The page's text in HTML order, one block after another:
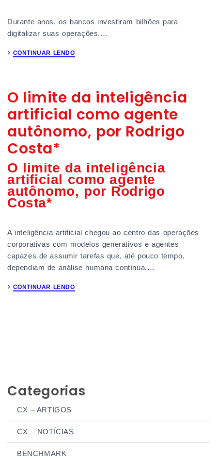
Categorias
CX – ARTIGOS
CX – NOTÍCIAS
BENCHMARK
Durante anos, os bancos investiram bilhões para
digitalizar suas operações.…
CONTINUAR LENDO
O limite da inteligência
artificial como agente
autônomo, por Rodrigo
Costa*
O limite da inteligência
artificial como agente
autônomo, por Rodrigo
Costa*
A inteligência artificial chegou ao centro das operações
corporativas com modelos generativos e agentes
capazes de assumir tarefas que, até pouco tempo,
dependiam de análise humana contínua.…
CONTINUAR LENDO